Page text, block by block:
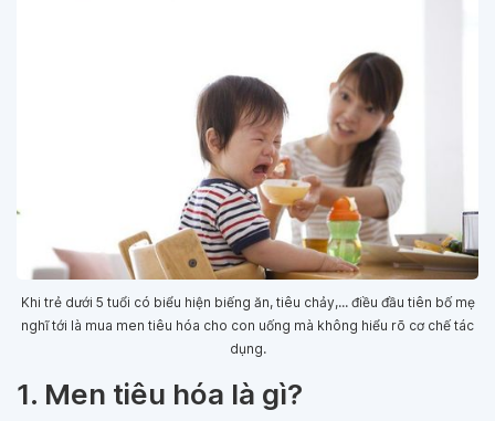
Khi trẻ dưới 5 tuổi có biểu hiện biếng ăn, tiêu chảy,... điều đầu tiên bố mẹ
nghĩ tới là mua men tiêu hóa cho con uống mà không hiểu rõ cơ chế tác
dụng.
1. Men tiêu hóa là gì?